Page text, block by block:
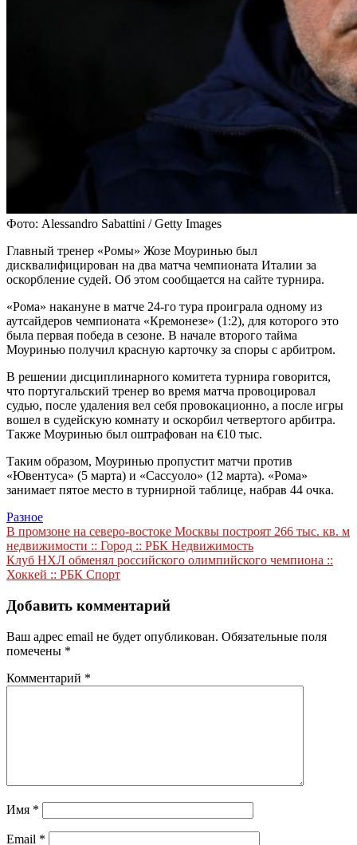
Фото: Alessandro Sabattini / Getty Images
Главный тренер «Ромы» Жозе Моуринью был
дисквалифицирован на два матча чемпионата Италии за
оскорбление судей. Об этом сообщается на сайте турнира.
«Рома» накануне в матче 24-го тура проиграла одному из
аутсайдеров чемпионата «Кремонезе» (1:2), для которого это
была первая победа в сезоне. В начале второго тайма
Моуринью получил красную карточку за споры с арбитром.
В решении дисциплинарного комитета турнира говорится,
что португальский тренер во время матча провоцировал
судью, после удаления вел себя провокационно, а после игры
вошел в судейскую комнату и оскорбил четвертого арбитра.
Также Моуринью был оштрафован на €10 тыс.
Таким образом, Моуринью пропустит матчи против
«Ювентуса» (5 марта) и «Сассуоло» (12 марта). «Рома»
занимает пятое место в турнирной таблице, набрав 44 очка.
Разное
Навигация
по
записям
В промзоне на северо-востоке Москвы построят 266 тыс. кв. м
недвижимости :: Город :: РБК Недвижимость
Клуб НХЛ обменял российского олимпийского чемпиона ::
Хоккей :: РБК Спорт
Добавить комментарий
Ваш адрес email не будет опубликован. Обязательные поля
помечены *
Комментарий *
Имя *
Email *